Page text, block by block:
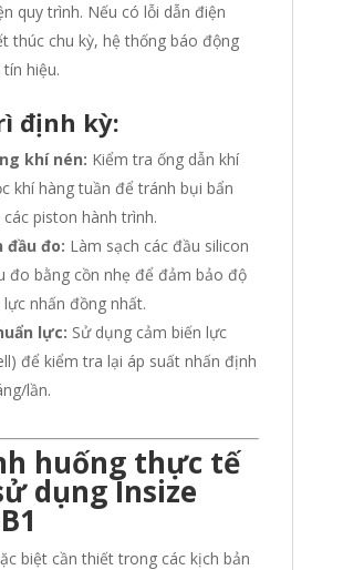
quy trình. Nếu có lỗi dẫn điện
thúc chu kỳ, hệ thống báo động
hiệu.
định kỳ:
khí nén: Kiểm tra ống dẫn khí
khí hàng tuần để tránh bụi bẩn
piston hành trình.
đầu đo: Làm sạch các đầu silicon
đo bằng cồn nhẹ để đảm bảo độ
nhấn đồng nhất.
lực: Sử dụng cảm biến lực
để kiểm tra lại áp suất nhấn định
lần.
huống thực tế
dụng Insize
biệt cần thiết trong các kịch bản